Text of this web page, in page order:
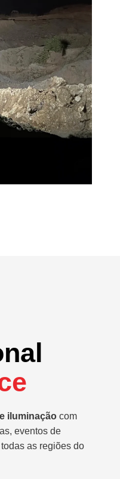
iluminação com
eventos de
as regiões do